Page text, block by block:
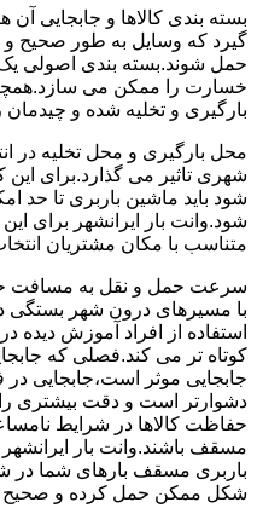
بسته بندی کالاها و
گیرد که وسایل به طور صحیح و
حمل شوند.بسته بندی اصولی
خسارت را ممکن می
بارگیری و تخلیه شده و
محل بارگیری و محل تخلیه در
شهری تاثیر می گذارد.برای این
شود باید ماشین باربری تا حد
شود.وانت بار ایرانشهر برای
متناسب با مکان مشتریان
سرعت حمل و نقل به مسافت
با مسیرهای درون شهر بستگی
استفاده از افراد آموزش دیده
کوتاه تر می کند.فصلی که
جابجایی موثر است،جابجایی
دشوارتر است و دقت بیشتری
حفاظت کالاها در شرایط
مسقف باشند.وانت بار ایرانشهر
باربری مسقف بارهای شما در
شکل ممکن حمل کرده و صحیح